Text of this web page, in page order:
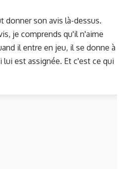
donner son avis là-dessus.
je comprends qu'il n'aime
il entre en jeu, il se donne à
est assignée. Et c'est ce qui